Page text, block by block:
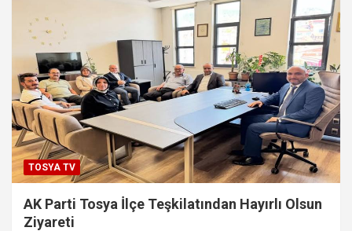
TOSYA TV
AK Parti Tosya İlçe Teşkilatından Hayırlı Olsun
Ziyareti